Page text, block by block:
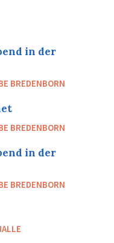
in der
BREDENBORN
BREDENBORN
in der
BREDENBORN